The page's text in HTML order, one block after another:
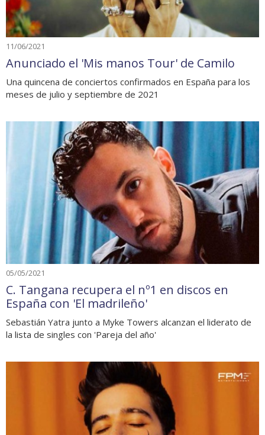
11/06/2021
Anunciado el 'Mis manos Tour' de Camilo
Una quincena de conciertos confirmados en España para los
meses de julio y septiembre de 2021
05/05/2021
C. Tangana recupera el nº1 en discos en
España con 'El madrileño'
Sebastián Yatra junto a Myke Towers alcanzan el liderato de
la lista de singles con 'Pareja del año'